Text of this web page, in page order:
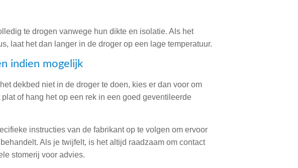
te drogen vanwege hun dikte en isolatie. Als het
laat het dan langer in de droger op een lage temperatuur.
indien mogelijk
dekbed niet in de droger te doen, kies er dan voor om
of hang het op een rek in een goed geventileerde
instructies van de fabrikant op te volgen om ervoor
Als je twijfelt, is het altijd raadzaam om contact
stomerij voor advies.